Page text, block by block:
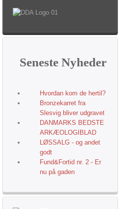
Seneste Nyheder
Hvordan kom de hertil?
Bronzekarret fra
Slesvig bliver udgravet
DANMARKS BEDSTE
ARKÆOLOGIBLAD
LØSSALG - og andet
godt
Fund&Fortid nr. 2 - Er
nu på gaden